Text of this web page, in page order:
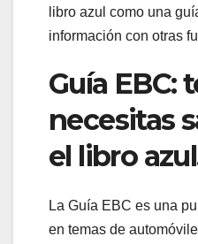
libro azul como una
información con otras
Guía EBC:
necesitas
el libro
La Guía EBC es una
en temas de